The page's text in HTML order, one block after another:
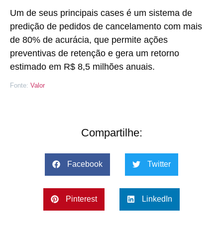
Um de seus principais cases é um sistema de
predição de pedidos de cancelamento com mais
de 80% de acurácia, que permite ações
preventivas de retenção e gera um retorno
estimado em R$ 8,5 milhões anuais.
Fonte: Valor
Compartilhe:
Facebook Twitter
Pinterest LinkedIn